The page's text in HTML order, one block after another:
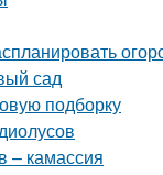
сад
подборку
– камассия